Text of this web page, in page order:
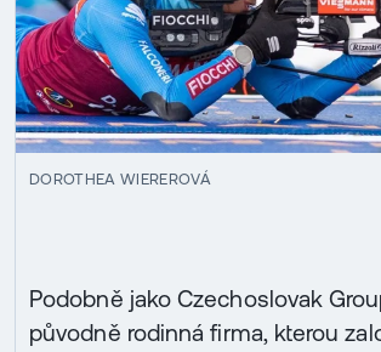
DOROTHEA WIEREROVÁ
Podobně jako Czechoslovak
původně rodinná firma, kterou